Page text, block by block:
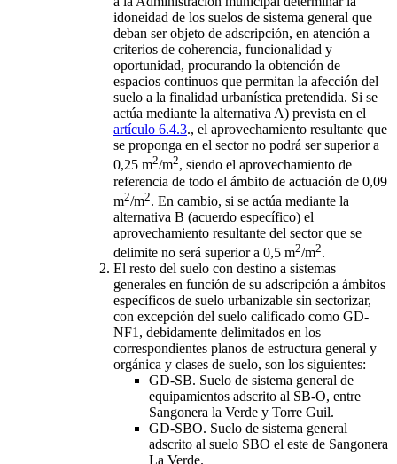
idoneidad de los suelos de sistema general que
deban ser objeto de adscripción, en atención a
criterios de coherencia, funcionalidad y
oportunidad, procurando la obtención de
espacios continuos que permitan la afección del
suelo a la finalidad urbanística pretendida. Si se
actúa mediante la alternativa A) prevista en el
artículo 6.4.3., el aprovechamiento resultante que
se proponga en el sector no podrá ser superior a
0,25 m2/m2, siendo el aprovechamiento de
referencia de todo el ámbito de actuación de 0,09
m2/m2. En cambio, si se actúa mediante la
alternativa B (acuerdo específico) el
aprovechamiento resultante del sector que se
delimite no será superior a 0,5 m2/m2.
El resto del suelo con destino a sistemas
generales en función de su adscripción a ámbitos
específicos de suelo urbanizable sin sectorizar,
con excepción del suelo calificado como GD-
NF1, debidamente delimitados en los
correspondientes planos de estructura general y
orgánica y clases de suelo, son los siguientes:
GD-SB. Suelo de sistema general de
equipamientos adscrito al SB-O, entre
Sangonera la Verde y Torre Guil.
GD-SBO. Suelo de sistema general
adscrito al suelo SBO el este de Sangonera
La Verde.